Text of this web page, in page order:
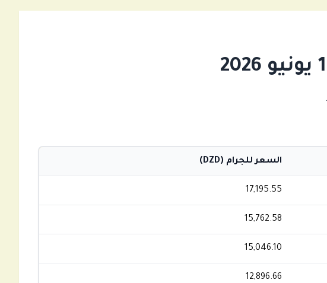
السعر للجرام (DZD)
17,195.55
15,762.58
15,046.10
12,896.66